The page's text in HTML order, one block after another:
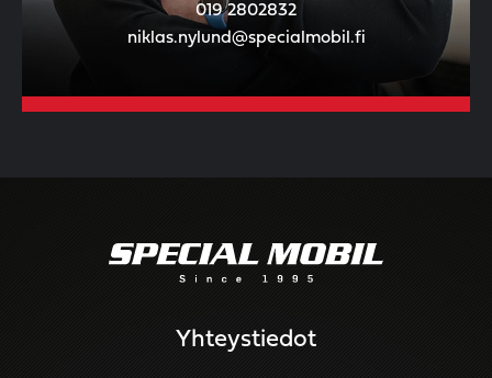
019 2802832
niklas.nylund@specialmobil.fi
Yhteystiedot